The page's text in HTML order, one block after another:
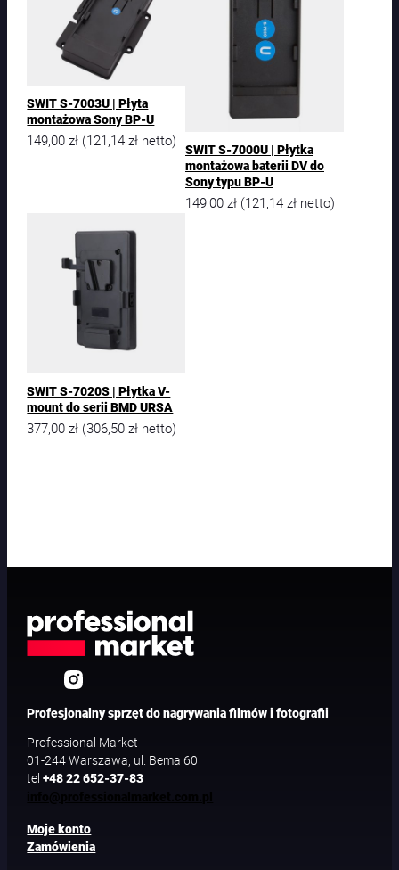
SWIT S-7003U | Płyta
montażowa Sony BP-U
149,00zł (121,14zł netto)
SWIT S-7000U | Płytka
montażowa baterii DV do
Sony typu BP-U
149,00 zł (121,14 zł netto)
SWIT S-7020S | Płytka V-
mount do serii BMD URSA
377,00zł (306,50zł netto)
Profesjonalny sprzęt do nagrywania filmów i fotografii
Professional Market
01-244 Warszawa, ul. Bema 60
tel+48 22 652-37-83
Moje konto
Zamówienia